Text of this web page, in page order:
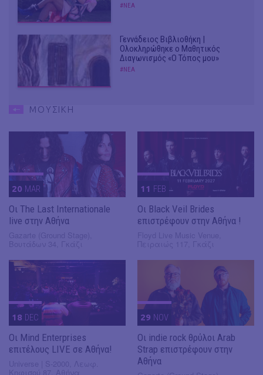
#ΝΕΑ
Γεννάδειος Βιβλιοθήκη |
Ολοκληρώθηκε ο Μαθητικός
Διαγωνισμός «Ο Τόπος μου»
#ΝΕΑ
ΜΟΥΣΙΚΗ
20 MAR
Οι The Last Internationale
live στην Αθήνα
11 FEB
Οι Black Veil Brides
επιστρέφουν στην Αθήνα !
18 DEC
Οι Mind Enterprises
επιτέλους LIVE σε Αθήνα!
29 NOV
Οι indie rock θρύλοι Arab
Strap επιστρέφουν στην
Αθήνα